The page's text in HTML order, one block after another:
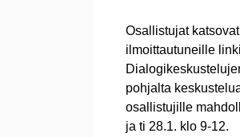
Osallistujat
ilmoittautuneille
pohjalta
osallistujille
ja ti 28.1. klo 9-12.